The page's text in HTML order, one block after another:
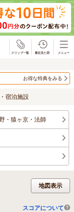
お得な特典をみる
宿泊施設
・猿ヶ京・法師
地図表示
スコアについて